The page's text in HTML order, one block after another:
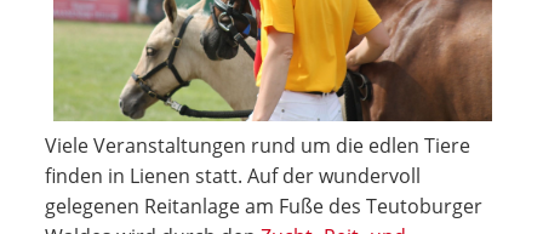
Viele Veranstaltungen rund um die edlen Tiere
finden in Lienen statt. Auf der wundervoll
gelegenen Reitanlage am Fuße des Teutoburger